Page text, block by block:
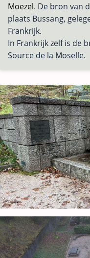
Moezel. De bron van
plaats Bussang,
Frankrijk.
In Frankrijk zelf is de
Source de la Moselle.